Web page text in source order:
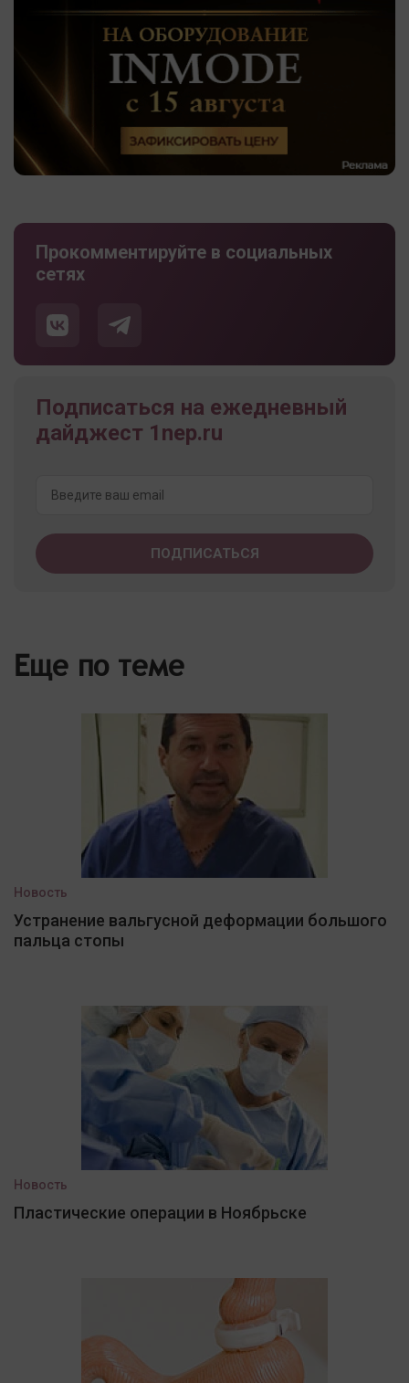
Прокомментируйте в социальных
сетях
Подписаться на ежедневный
дайджест 1nep.ru
Еще по теме
Новость
Устранение вальгусной деформации большого
пальца стопы
Новость
Пластические операции в Ноябрьске